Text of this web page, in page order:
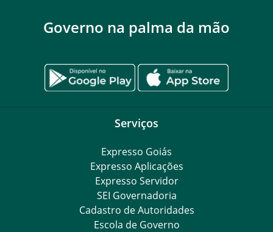
Governo na palma da mão
Serviços
Expresso Goiás
Expresso Aplicações
Expresso Servidor
SEI Governadoria
Cadastro de Autoridades
Escola de Governo